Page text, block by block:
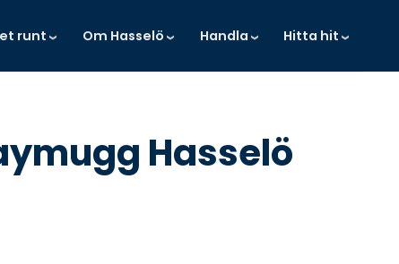
runt Om Hasselö Handla Hitta hit
Hasselö